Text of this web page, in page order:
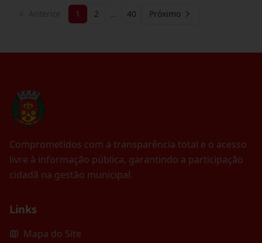
1 2 … 40 Próximo
Comprometidos com a transparência total e o acesso
livre à informação pública, garantindo a participação
cidadã na gestão municipal.
Links
Mapa do Site